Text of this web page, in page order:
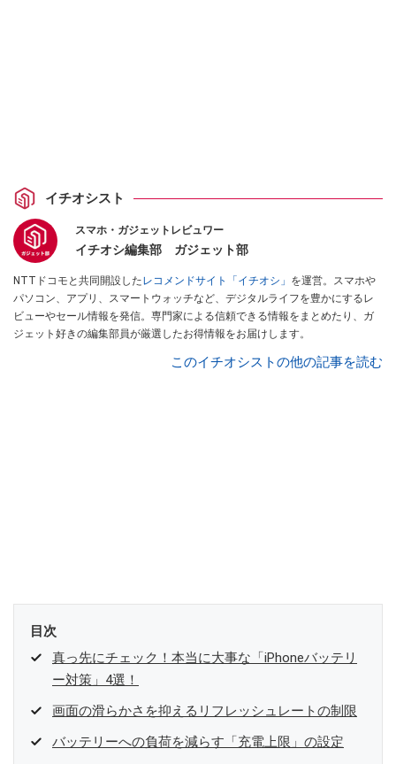
イチオシスト
スマホ・ガジェットレビュワー
イチオシ編集部 ガジェット部
NTTドコモと共同開設したレコメンドサイト「イチオシ」 を運営。スマホや
パソコン、アプリ、スマートウォッチなど、デジタルライフを豊かにするレ
ビューやセール情報を発信。専門家による信頼できる情報をまとめたり、ガ
ジェット好きの編集部員が厳選したお得情報をお届けします。
このイチオシストの他の記事を読む
目次
真っ先にチェック！本当に大事な「iPhoneバッテリ
ー対策」4選！
画面の滑らかさを抑えるリフレッシュレートの制限
バッテリーへの負荷を減らす「充電上限」の設定